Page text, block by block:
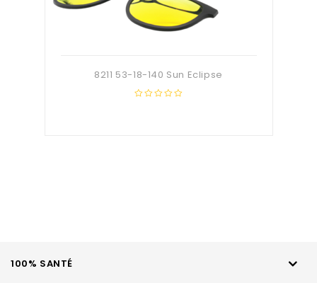
8211 53-18-140 Sun Eclipse
100% SANTÉ